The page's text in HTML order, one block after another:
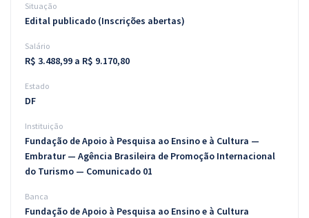
BlogSituação
Edital publicado (Inscrições abertas)
Salário
R$ 3.488,99 a R$ 9.170,80
Estado
DF
Instituição
Fundação de Apoio à Pesquisa ao Ensino e à Cultura —
Embratur — Agência Brasileira de Promoção Internacional
do Turismo — Comunicado 01
Banca
Fundação de Apoio à Pesquisa ao Ensino e à Cultura